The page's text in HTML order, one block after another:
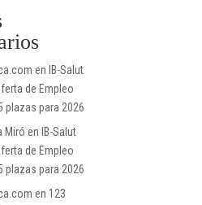
en IB-Salut
de Empleo
plazas para 2026
Miró en IB-Salut
de Empleo
plazas para 2026
en 123